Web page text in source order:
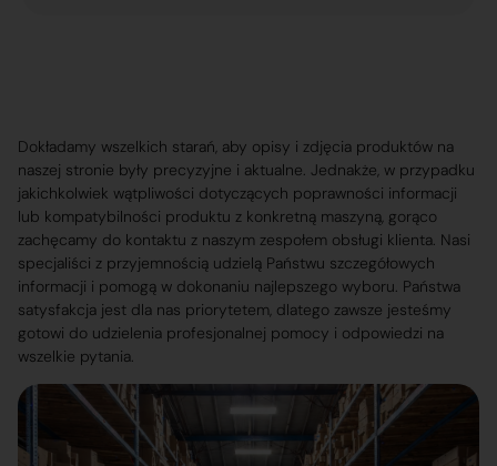
Dokładamy wszelkich starań, aby opisy i zdjęcia produktów na
naszej stronie były precyzyjne i aktualne. Jednakże, w przypadku
jakichkolwiek wątpliwości dotyczących poprawności informacji
lub kompatybilności produktu z konkretną maszyną, gorąco
zachęcamy do kontaktu z naszym zespołem obsługi klienta. Nasi
specjaliści z przyjemnością udzielą Państwu szczegółowych
informacji i pomogą w dokonaniu najlepszego wyboru. Państwa
satysfakcja jest dla nas priorytetem, dlatego zawsze jesteśmy
gotowi do udzielenia profesjonalnej pomocy i odpowiedzi na
wszelkie pytania.